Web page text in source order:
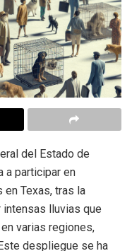
del Estado de
a participar en
Texas, tras la
lluvias que
varias regiones,
despliegue se ha